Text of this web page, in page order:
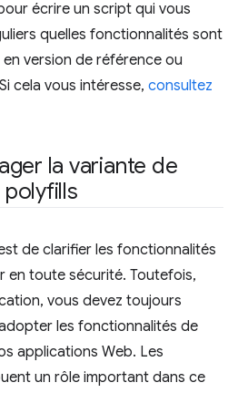
écrire un script qui vous
quelles fonctionnalités sont
version de référence ou
cela vous intéresse, consultez
la variante de
de clarifier les fonctionnalités
en toute sécurité. Toutefois,
vous devez toujours
les fonctionnalités de
applications Web. Les
un rôle important dans ce